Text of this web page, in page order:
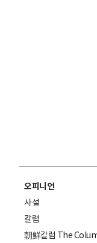
오피니언
사설
칼럼
朝鮮칼럼 The